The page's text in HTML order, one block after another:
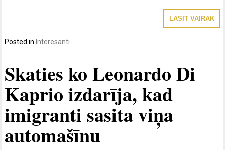
LASĪT VAIRĀK
Posted in Interesanti
Skaties ko Leonardo Di
Kaprio izdarīja, kad
imigranti sasita viņa
automašīnu